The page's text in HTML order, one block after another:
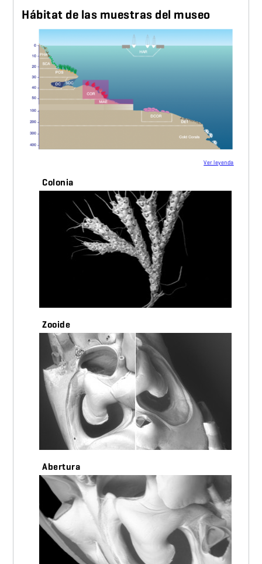
Hábitat de las muestras del museo
Ver leyenda
Colonia
Zooide
Abertura